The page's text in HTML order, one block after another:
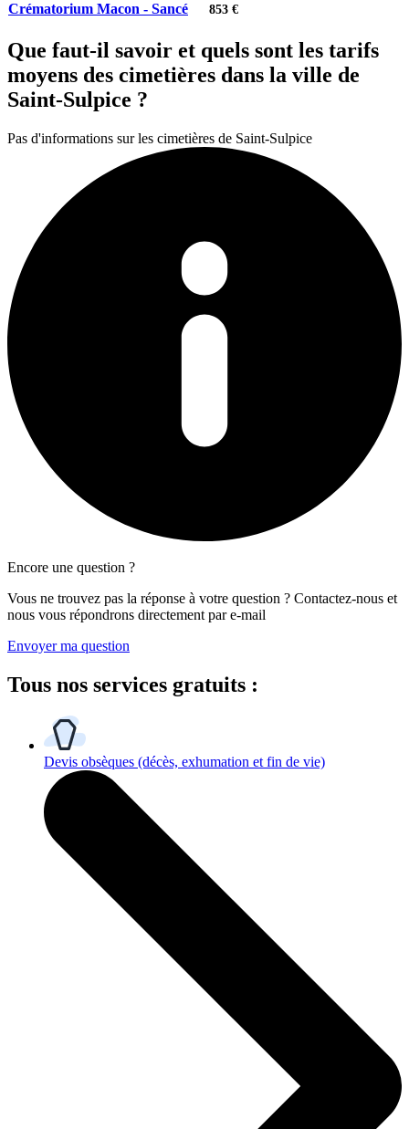
Crématorium Macon - Sancé 853 €
Que faut-il savoir et quels sont les tarifs
moyens des cimetières dans la ville de
Saint-Sulpice ?
Pas d'informations sur les cimetières de Saint-Sulpice
Encore une question ?
Vous ne trouvez pas la réponse à votre question ? Contactez-nous et
nous vous répondrons directement par e-mail
Envoyer ma question
Tous nos services gratuits :
Devis obsèques (décès, exhumation et fin de vie)